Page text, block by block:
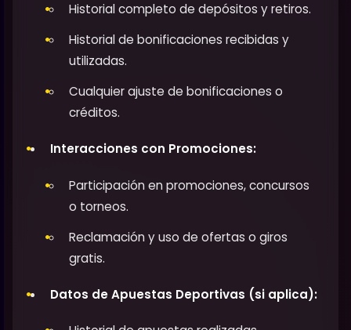
Historial completo de depósitos y retiros.
Historial de bonificaciones recibidas y
utilizadas.
Cualquier ajuste de bonificaciones o
créditos.
Interacciones con Promociones:
Participación en promociones, concursos
o torneos.
Reclamación y uso de ofertas o giros
gratis.
Datos de Apuestas Deportivas (si aplica):